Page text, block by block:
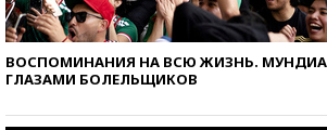
ВОСПОМИНАНИЯ НА ВСЮ ЖИЗНЬ.
ГЛАЗАМИ БОЛЕЛЬЩИКОВ